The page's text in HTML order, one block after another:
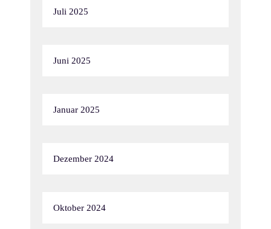
Juli 2025
Juni 2025
Januar 2025
Dezember 2024
Oktober 2024